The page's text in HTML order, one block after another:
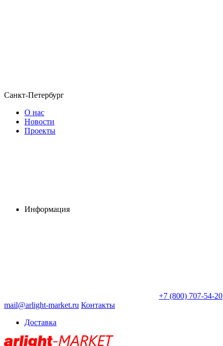
Санкт-Петербург
О нас
Новости
Проекты
Информация
+7 (800) 707-54-20
mail@arlight-market.ru Контакты
Доставка